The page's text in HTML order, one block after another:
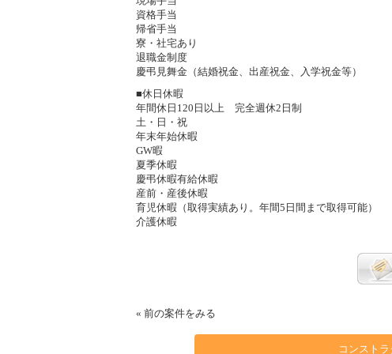
資格手当
帰省手当
寮・社宅あり
退職金制度
慶弔見舞金（結婚祝金、出産祝金、入学祝金等）
■休日休暇
年間休日120日以上 完全週休2日制
土・日・祝
年末年始休暇
GW暇
夏季休暇
慶弔休暇有給休暇
産前・産後休暇
育児休暇（取得実績あり。年間5日間まで取得可能）
介護休暇
« 前の案件をみる
コンスト